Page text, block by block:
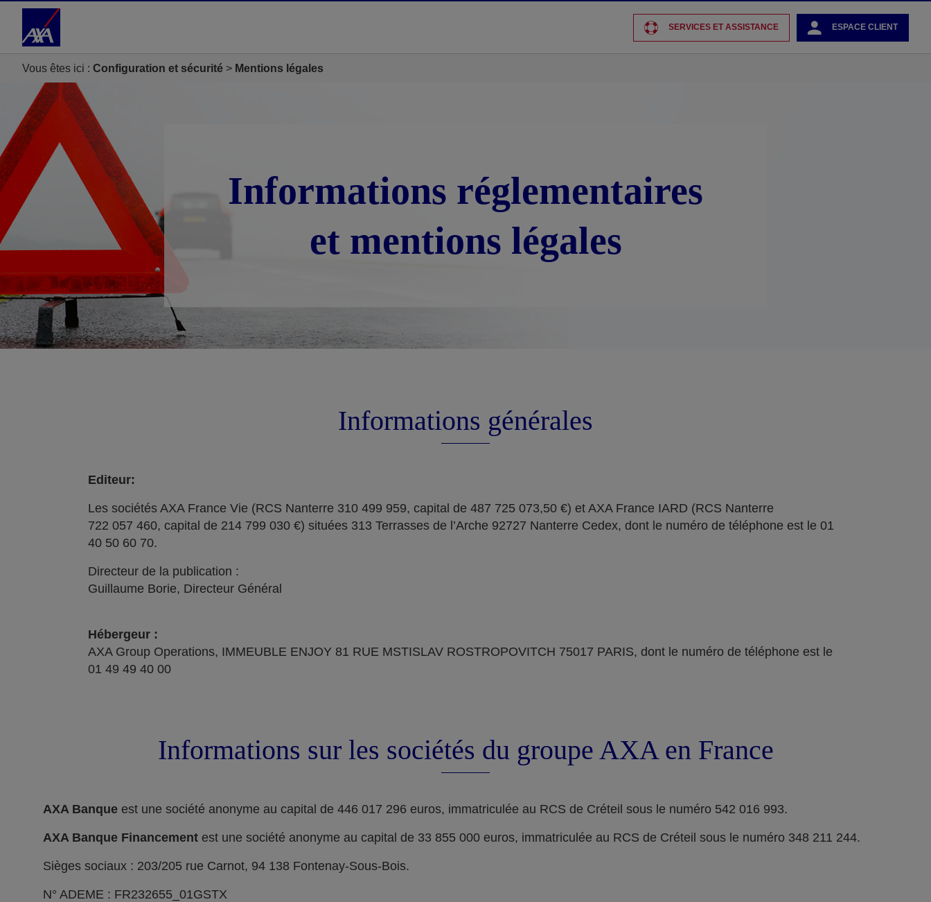
Accéder au Contenu
SERVICES ET ASSISTANCE ESPACE CLIENT
Vous êtes ici : Configuration et sécurité Mentions légales
Informations réglementaires
et mentions légales
Informations générales
Editeur:
Les sociétés AXA France Vie (RCS Nanterre 310 499 959, capital de 487 725 073,50 €) et AXA France IARD (RCS Nanterre
722 057 460, capital de 214 799 030 €) situées 313 Terrasses de l’Arche 92727 Nanterre Cedex, dont le numéro de téléphone est le 01
40 50 60 70.
Directeur de la publication :
Guillaume Borie, Directeur Général
Hébergeur :
AXA Group Operations, IMMEUBLE ENJOY 81 RUE MSTISLAV ROSTROPOVITCH 75017 PARIS, dont le numéro de téléphone est le
01 49 49 40 00
Informations sur les sociétés du groupe AXA en France
AXA Banque est une société anonyme au capital de 446 017 296 euros, immatriculée au RCS de Créteil sous le numéro 542 016 993.
AXA Banque Financement est une société anonyme au capital de 33 855 000 euros, immatriculée au RCS de Créteil sous le numéro 348 211 244.
Sièges sociaux : 203/205 rue Carnot, 94 138 Fontenay-Sous-Bois.
N° ADEME : FR232655_01GSTX